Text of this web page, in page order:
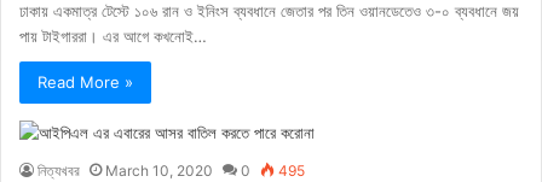
ঢাকায় একমাত্র টেস্টে ১০৬ রান ও ইনিংস ব্যবধানে জেতার পর তিন ওয়ানডেতেও ৩-০ ব্যবধানে জয়
পায় টাইগাররা। এর আগে কখনোই…
Read More »
নিত্যখবর March 10, 2020 0 495